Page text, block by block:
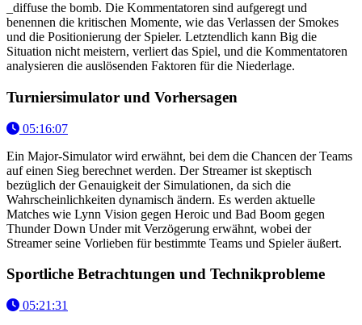
_diffuse the bomb. Die Kommentatoren sind aufgeregt und
benennen die kritischen Momente, wie das Verlassen der Smokes
und die Positionierung der Spieler. Letztendlich kann Big die
Situation nicht meistern, verliert das Spiel, und die Kommentatoren
analysieren die auslösenden Faktoren für die Niederlage.
Turniersimulator und Vorhersagen
05:16:07
Ein Major-Simulator wird erwähnt, bei dem die Chancen der Teams
auf einen Sieg berechnet werden. Der Streamer ist skeptisch
bezüglich der Genauigkeit der Simulationen, da sich die
Wahrscheinlichkeiten dynamisch ändern. Es werden aktuelle
Matches wie Lynn Vision gegen Heroic und Bad Boom gegen
Thunder Down Under mit Verzögerung erwähnt, wobei der
Streamer seine Vorlieben für bestimmte Teams und Spieler äußert.
Sportliche Betrachtungen und Technikprobleme
05:21:31